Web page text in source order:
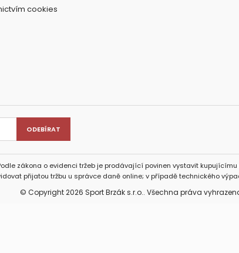
cookies
zákona o evidenci tržeb je prodávající povinen vystavit kupujícímu
přijatou tržbu u správce daně online; v případě technického
© Copyright 2026 Sport Brzák s.r.o.. Všechna práva